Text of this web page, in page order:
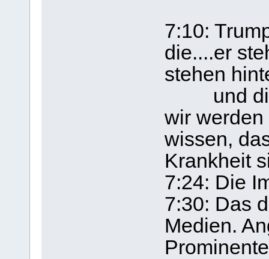
7:10:
die....er
stehen
und die
wir
wissen,
Krankheit
7:24: Die
7:30: Das
Medien.